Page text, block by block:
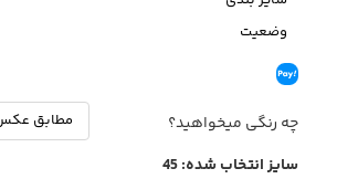
وضعیت
چه رنگی میخواهید؟
سایز انتخاب شده:45